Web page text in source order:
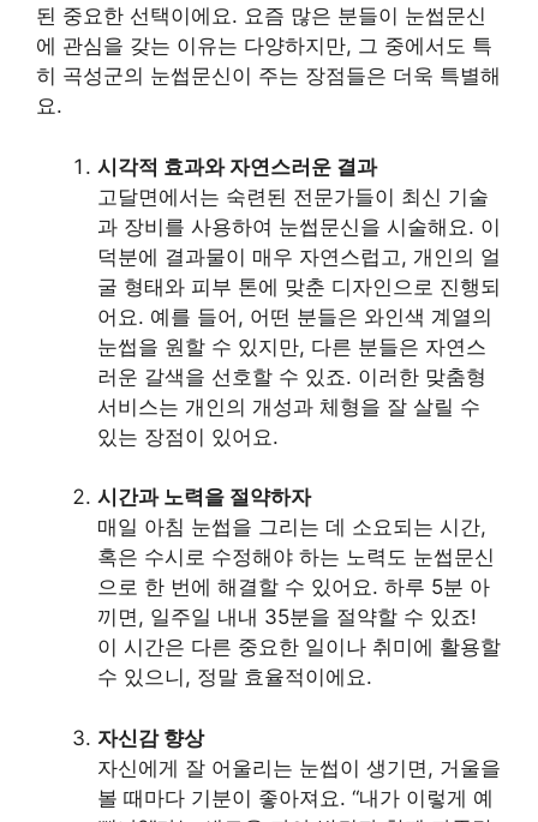
된 중요한 선택이에요. 요즘 많은 분들이 눈썹문신
에 관심을 갖는 이유는 다양하지만, 그 중에서도 특
히 곡성군의 눈썹문신이 주는 장점들은 더욱 특별해
요.
시각적 효과와 자연스러운 결과
고달면에서는 숙련된 전문가들이 최신 기술
과 장비를 사용하여 눈썹문신을 시술해요. 이
덕분에 결과물이 매우 자연스럽고, 개인의 얼
굴 형태와 피부 톤에 맞춘 디자인으로 진행되
어요. 예를 들어, 어떤 분들은 와인색 계열의
눈썹을 원할 수 있지만, 다른 분들은 자연스
러운 갈색을 선호할 수 있죠. 이러한 맞춤형
서비스는 개인의 개성과 체형을 잘 살릴 수
있는 장점이 있어요.
시간과 노력을 절약하자
매일 아침 눈썹을 그리는 데 소요되는 시간,
혹은 수시로 수정해야 하는 노력도 눈썹문신
으로 한 번에 해결할 수 있어요. 하루 5분 아
끼면, 일주일 내내 35분을 절약할 수 있죠!
이 시간은 다른 중요한 일이나 취미에 활용할
수 있으니, 정말 효율적이에요.
자신감 향상
자신에게 잘 어울리는 눈썹이 생기면, 거울을
볼 때마다 기분이 좋아져요. “내가 이렇게 예